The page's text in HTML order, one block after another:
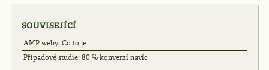
SOUVISEJÍCÍ
AMP weby: Co to je
Případové studie: 80 % konverzí navíc